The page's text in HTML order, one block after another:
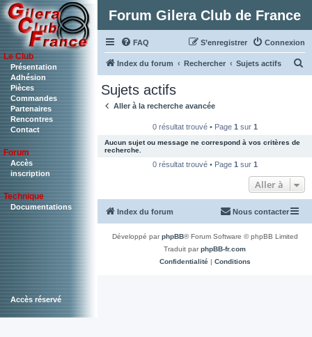
Le Club
Présentation
Adhésion
Pièces
Commandes
Partenaires
Rencontres
Contact
Forum
Accès
inscription
Technique
Documentations
Accès réservé
Forum Gilera Club de France
FAQ Connexion
S’enregistrer
Index du forum Rechercher Sujets actifs
h
Sujets actifs
Aller à la recherche avancée
0 résultat trouvé • Page 1 sur 1
Aucun sujet ou message ne correspond à vos critères de
recherche.
0 résultat trouvé • Page 1 sur 1
Aller à
Index du forum Nous contacter
Développé parphpBB® Forum Software © phpBB Limited
Traduit parphpBB-fr.com
Confidentialité| Conditions